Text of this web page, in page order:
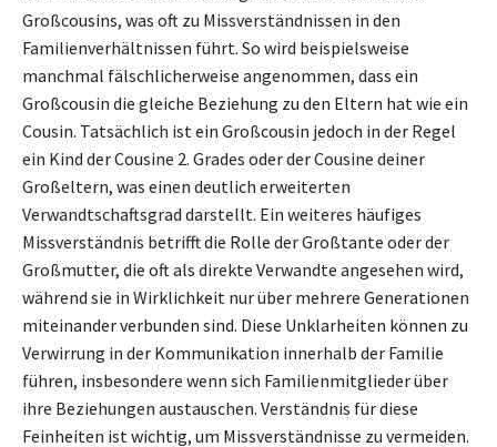
Großcousins, was oft zu Missverständnissen in den
Familienverhältnissen führt. So wird beispielsweise
manchmal fälschlicherweise angenommen, dass ein
Großcousin die gleiche Beziehung zu den Eltern hat wie ein
Cousin. Tatsächlich ist ein Großcousin jedoch in der Regel
ein Kind der Cousine 2. Grades oder der Cousine deiner
Großeltern, was einen deutlich erweiterten
Verwandtschaftsgrad darstellt. Ein weiteres häufiges
Missverständnis betrifft die Rolle der Großtante oder der
Großmutter, die oft als direkte Verwandte angesehen wird,
während sie in Wirklichkeit nur über mehrere Generationen
miteinander verbunden sind. Diese Unklarheiten können zu
Verwirrung in der Kommunikation innerhalb der Familie
führen, insbesondere wenn sich Familienmitglieder über
ihre Beziehungen austauschen. Verständnis für diese
Feinheiten ist wichtig, um Missverständnisse zu vermeiden.